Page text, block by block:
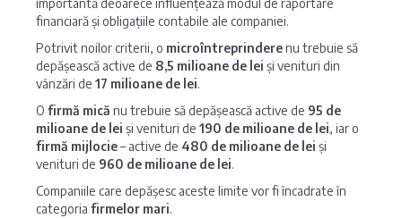
importantă deoarece influențează modul de raportare
financiară și obligațiile contabile ale companiei.
Potrivit noilor criterii, o microîntreprinderenu trebuie să
depășească active de 8,5 milioane de lei și venituri din
vânzări de 17 milioane de lei.
O firmă mică nu trebuie să depășească active de 95 de
milioane de lei și venituri de 190 de milioane de lei, iar o
firmă mijlocie– active de 480 de milioane de lei și
venituri de 960 de milioane de lei.
Companiile care depășesc aceste limite vor fi încadrate în
categoria firmelor mari.